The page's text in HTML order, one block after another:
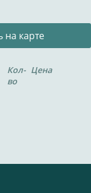
на карте
Кол-
во
Цена